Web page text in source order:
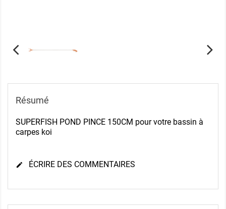
Résumé
SUPERFISH POND PINCE 150CM pour votre bassin à
carpes koi
 ÉCRIRE DES COMMENTAIRES